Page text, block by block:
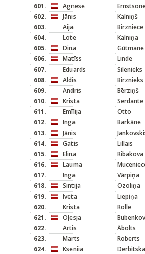
601.
Agnese
602.
Jānis Kalniņš
603.
Aija
Birzniece
604.
Lote Kalniņa
605.
Dina Gūtmane
606.
Matīss Linde
607.
Eduards
Silenieks
608.
Aldis Birznieks
609.
Andris
Bērziņš
610.
Krista
Serdante
611.
Emīlija
Otto
612.
Inga
Barkāne
613.
Jānis
614.
Gatis Lillais
615.
Elina
Ribakova
616.
Lauma
617.
Inga Vārpiņa
618.
Sintija Ozoliņa
619.
Iveta Liepiņa
620.
Krista
Rolle
621.
Oļesja
622.
Artis
Ābolts
623.
Marts Roberts
624.
Kseniia